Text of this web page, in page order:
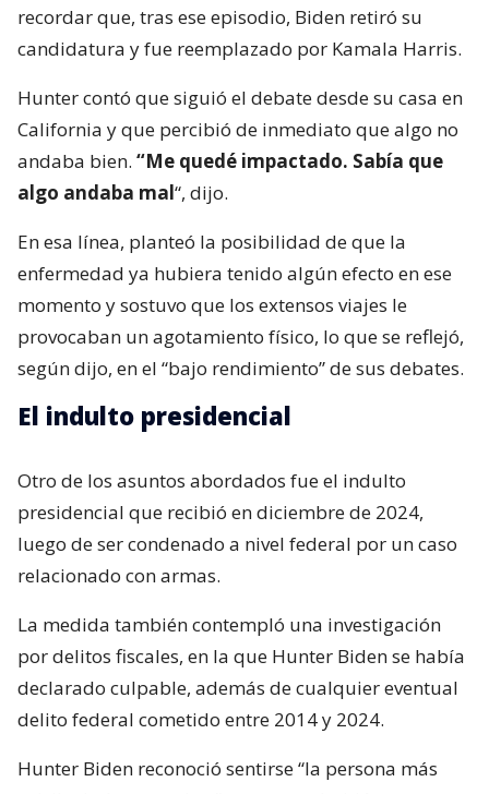
recordar que, tras ese episodio, Biden retiró su
candidatura y fue reemplazado por Kamala Harris.
Hunter contó que siguió el debate desde su casa en
California y que percibió de inmediato que algo no
andaba bien. “Me quedé impactado. Sabía que
algo andaba mal“, dijo.
En esa línea, planteó la posibilidad de que la
enfermedad ya hubiera tenido algún efecto en ese
momento y sostuvo que los extensos viajes le
provocaban un agotamiento físico, lo que se reflejó,
según dijo, en el “bajo rendimiento” de sus debates.
El indulto presidencial
Otro de los asuntos abordados fue el indulto
presidencial que recibió en diciembre de 2024,
luego de ser condenado a nivel federal por un caso
relacionado con armas.
La medida también contempló una investigación
por delitos fiscales, en la que Hunter Biden se había
declarado culpable, además de cualquier eventual
delito federal cometido entre 2014 y 2024.
Hunter Biden reconoció sentirse “la persona más